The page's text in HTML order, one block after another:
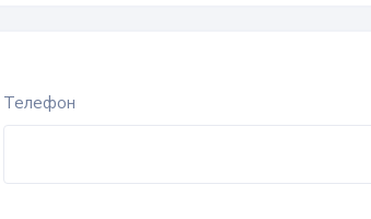
Телефон